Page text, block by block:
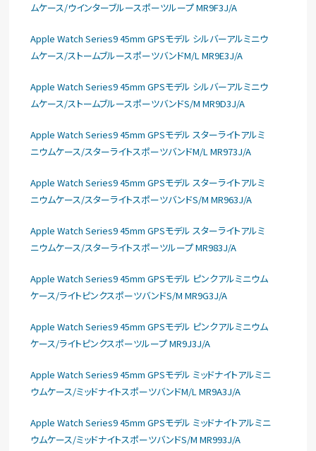
ムケース/ウインターブルースポーツループ MR9F3J/A
Apple Watch Series9 45mm GPSモデル シルバーアルミニウ
ムケース/ストームブルースポーツバンドM/L MR9E3J/A
Apple Watch Series9 45mm GPSモデル シルバーアルミニウ
ムケース/ストームブルースポーツバンドS/M MR9D3J/A
Apple Watch Series9 45mm GPSモデル スターライトアルミ
ニウムケース/スターライトスポーツバンドM/L MR973J/A
Apple Watch Series9 45mm GPSモデル スターライトアルミ
ニウムケース/スターライトスポーツバンドS/M MR963J/A
Apple Watch Series9 45mm GPSモデル スターライトアルミ
ニウムケース/スターライトスポーツループ MR983J/A
Apple Watch Series9 45mm GPSモデル ピンクアルミニウム
ケース/ライトピンクスポーツバンドS/M MR9G3J/A
Apple Watch Series9 45mm GPSモデル ピンクアルミニウム
ケース/ライトピンクスポーツループ MR9J3J/A
Apple Watch Series9 45mm GPSモデル ミッドナイトアルミニ
ウムケース/ミッドナイトスポーツバンドM/L MR9A3J/A
Apple Watch Series9 45mm GPSモデル ミッドナイトアルミニ
ウムケース/ミッドナイトスポーツバンドS/M MR993J/A